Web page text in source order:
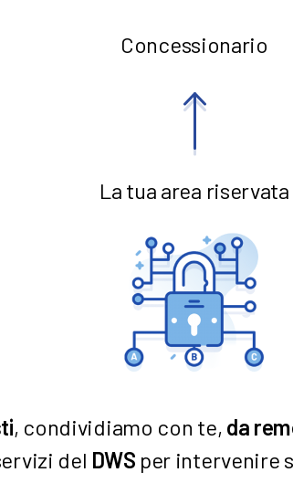
Concessionario
La tua area riservata
, condividiamo con te, da
del DWS per intervenire